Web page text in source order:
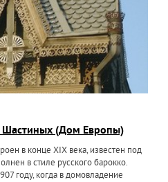
(Дом Европы)
в конце XIX века, известен под
в стиле pусского баpокко.
году, когда в домовладение